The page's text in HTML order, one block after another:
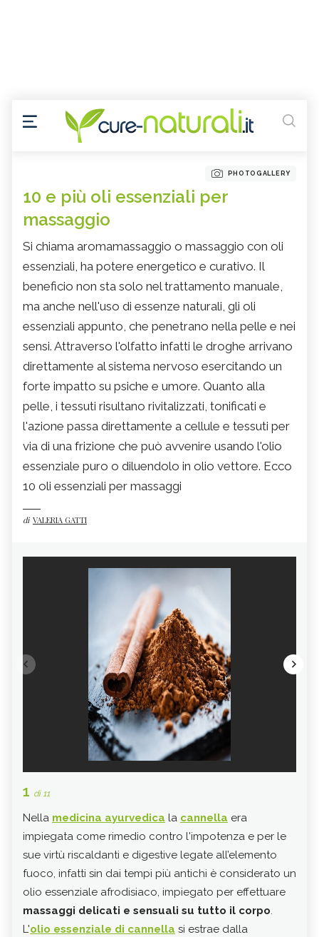
PHOTOGALLERY
10 e più oli essenziali per
massaggio
Si chiama aromamassaggio o massaggio con oli
essenziali, ha potere energetico e curativo. Il
beneficio non sta solo nel trattamento manuale,
ma anche nell'uso di essenze naturali, gli oli
essenziali appunto, che penetrano nella pelle e nei
sensi. Attraverso l'olfatto infatti le droghe arrivano
direttamente al sistema nervoso esercitando un
forte impatto su psiche e umore. Quanto alla
pelle, i tessuti risultano rivitalizzati, tonificati e
l'azione passa direttamente a cellule e tessuti per
via di una frizione che può avvenire usando l'olio
essenziale puro o diluendolo in olio vettore. Ecco
10 oli essenziali per massaggi
di VALERIA GATTI
1 di 11
Nella medicina ayurvedica la cannella era
impiegata come rimedio contro l'impotenza e per le
sue virtù riscaldanti e digestive legate all’elemento
fuoco, infatti sin dai tempi più antichi è considerato un
olio essenziale afrodisiaco, impiegato per effettuare
massaggi delicati e sensuali su tutto il corpo.
L'olio essenziale di cannella si estrae dalla